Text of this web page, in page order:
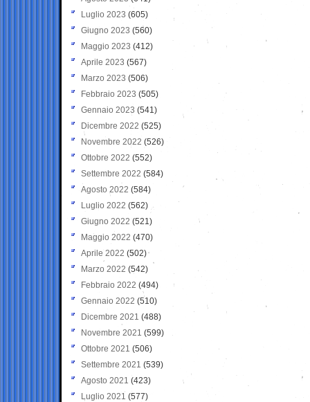
Luglio 2023 (605)
Giugno 2023 (560)
Maggio 2023 (412)
Aprile 2023 (567)
Marzo 2023 (506)
Febbraio 2023 (505)
Gennaio 2023 (541)
Dicembre 2022 (525)
Novembre 2022 (526)
Ottobre 2022 (552)
Settembre 2022 (584)
Agosto 2022 (584)
Luglio 2022 (562)
Giugno 2022 (521)
Maggio 2022 (470)
Aprile 2022 (502)
Marzo 2022 (542)
Febbraio 2022 (494)
Gennaio 2022 (510)
Dicembre 2021 (488)
Novembre 2021 (599)
Ottobre 2021 (506)
Settembre 2021 (539)
Agosto 2021 (423)
Luglio 2021 (577)